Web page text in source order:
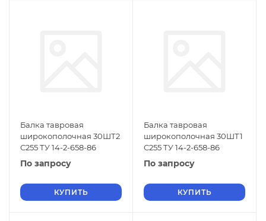
Балка тавровая
широкополочная 30ШТ2
С255 ТУ 14-2-658-86
По запросу
КУПИТЬ
Балка тавровая
широкополочная 30ШТ1
С255 ТУ 14-2-658-86
По запросу
КУПИТЬ